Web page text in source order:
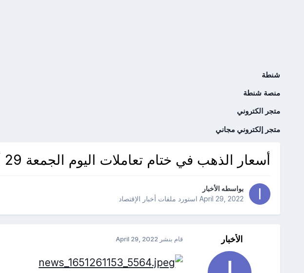
شنطة
منصة شنطة
متجر الكتروني
متجر إلكتروني مجاني
أسعار الذهب في ختام تعاملات اليوم الجمعة 29 أبريل
بواسطه الأخبار
April 29, 2022استورد ملفات أخبار الإقتصاد
الأخبار قام بنشر April 29, 2022